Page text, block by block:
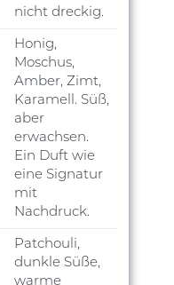
nicht dreckig.
Honig,
Moschus,
Amber, Zimt,
Karamell. Süß,
aber
erwachsen.
Ein Duft wie
eine Signatur
mit
Nachdruck.
Patchouli,
dunkle Süße,
warme